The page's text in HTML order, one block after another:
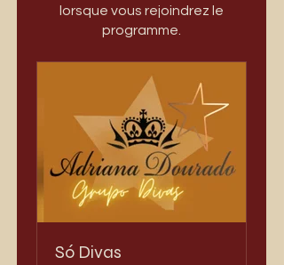
lorsque vous rejoindrez le
programme.
Só Divas